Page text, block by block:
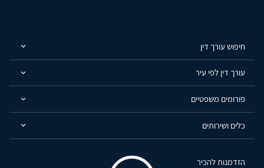
חיפוש עורך דין
עורך דין לפי עיר
פורומים משפטיים
כלים ושירותים
הזדמנות להכיר